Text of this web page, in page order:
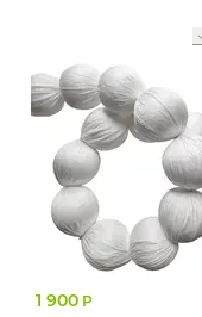
1 900 Р